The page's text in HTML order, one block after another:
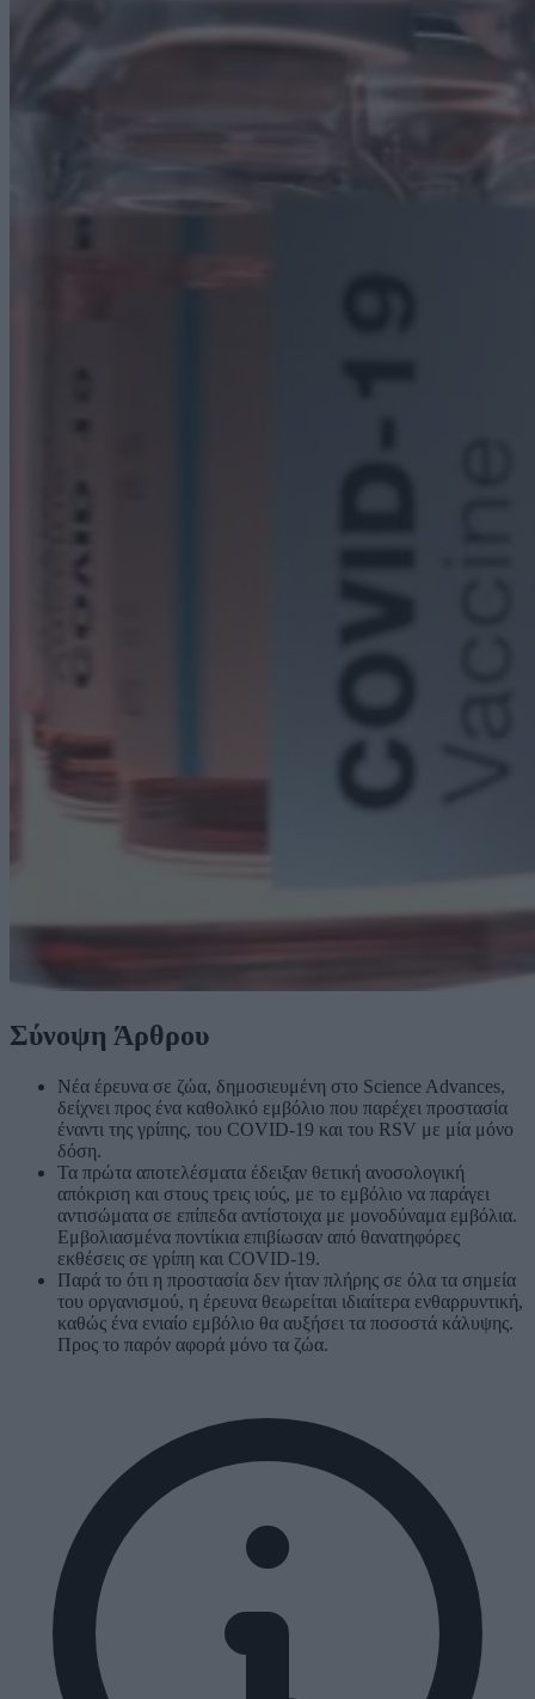
Σύνοψη Άρθρου
Νέα έρευνα σε ζώα, δημοσιευμένη στο Science Advances,
δείχνει προς ένα καθολικό εμβόλιο που παρέχει προστασία
έναντι της γρίπης, του COVID-19 και του RSV με μία μόνο
δόση.
Τα πρώτα αποτελέσματα έδειξαν θετική ανοσολογική
απόκριση και στους τρεις ιούς, με το εμβόλιο να παράγει
αντισώματα σε επίπεδα αντίστοιχα με μονοδύναμα εμβόλια.
Εμβολιασμένα ποντίκια επιβίωσαν από θανατηφόρες
εκθέσεις σε γρίπη και COVID-19.
Παρά το ότι η προστασία δεν ήταν πλήρης σε όλα τα σημεία
του οργανισμού, η έρευνα θεωρείται ιδιαίτερα ενθαρρυντική,
καθώς ένα ενιαίο εμβόλιο θα αυξήσει τα ποσοστά κάλυψης.
Προς το παρόν αφορά μόνο τα ζώα.